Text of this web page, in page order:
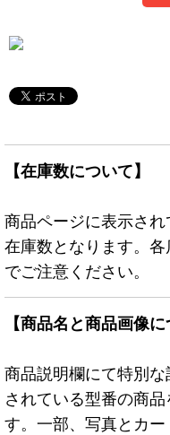
【在庫数について】
商品ページに表示さ
在庫数となります。
でご注意ください。
【商品名と商品画像に
商品説明欄にて特別
されている型番の商
す。一部、写真とカ